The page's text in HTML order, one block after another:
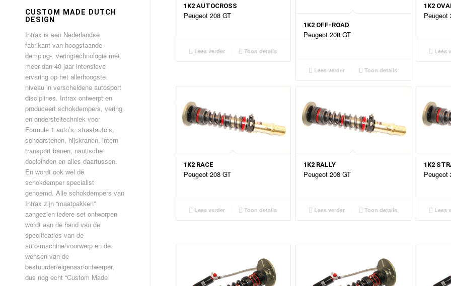
1K2 AUTOCROSS
Peugeot 208 GT
Lees verder Toon details
1K2 OFF-ROAD
Peugeot 208 GT
Lees verder Toon details
1K2
Peugeot
Lees
1K2 RACE
Peugeot 208 GT
Lees verder Toon details
1K2 RALLY
Peugeot 208 GT
Lees verder Toon details
1K2
Peugeot
Lees
CUSTOM MADE DUTCH
DESIGN
Intrax is een Nederlandse
fabrikant van hoogstaande
demping-, veringtechnologie met
meer dan 40 jaar intensieve
ervaring op het allerhoogste
niveau in verscheidene autosport
disciplines. Intrax ontwerpt en
produceert schokdempers, vering
en ondersteltechniek voor
Formule 1 auto’s, straatauto’s,
schoorstenen, hijskranen, intern
transport banen, nautische
doeleinden en alles daartussen.
En wordt ook wel dé
schokdemper specialist
genoemd. Alle schokdempers van
Intrax zijn “maatpakken”
aangezien iedere set ontworpen
wordt aan de hand van de
specificaties van de
auto/machine/voorwerp en de
wensen van de
bestuurder/eigenaar/ontwerper,
dus nog echt “Custom Made